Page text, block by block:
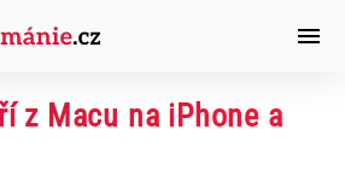
z Macu na iPhone a